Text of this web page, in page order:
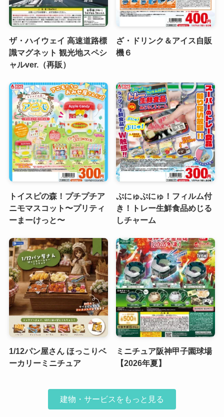
ザ・ハイウェイ 高速道路標
識マグネット 観光地スペシ
ャルver.（再販）
ざ・ドリンク＆アイス自販
機６
トイスピの森！プチプチア
ニモマスコット〜プリティ
ーまーけっと〜
ぷにゅぷにゅ！フィルム付
き！トレー生鮮食品めじる
しチャーム
1/12パン屋さん ほっこりベ
ーカリーミニチュア
ミニチュア阪神甲子園球場
【2026年夏】
建物・サービスをもっと見る